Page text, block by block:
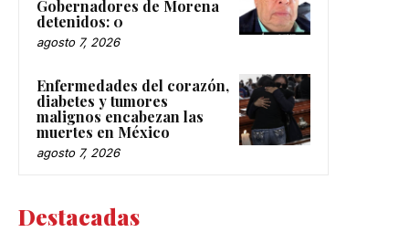
Gobernadores de Morena
detenidos: 0
agosto 7, 2026
Enfermedades del corazón,
diabetes y tumores
malignos encabezan las
muertes en México
agosto 7, 2026
Destacadas